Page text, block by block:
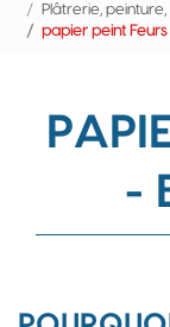
Plâtrerie,
papier peint Feurs
-